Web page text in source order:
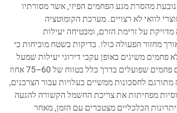
נובעת מהסרת מגע הפחמים הפיזי, אשר מסורתיו
לוואי לא רצויים. מערכת הקומוטציה
על זרימת הזרם, ומבטיחה יעילות
מחזור הפעולה כולו. בדיקות בשטח מוכיחות כי
פחמים משיגים באופן עקבי דירוגי יעילות שמעל
90 אחוז, לעומת מנועים עם פחמים שפועלים בדרך כלל בטווח של 60–75 אחוז
מתורגם לחסכונות ממשיים בעלויות עבור הצרכנים,
מפחיתות את צריכת החשמל הקשורה להגעה
היתרונות הכלכליים מצטברים עם הזמן, מאחר